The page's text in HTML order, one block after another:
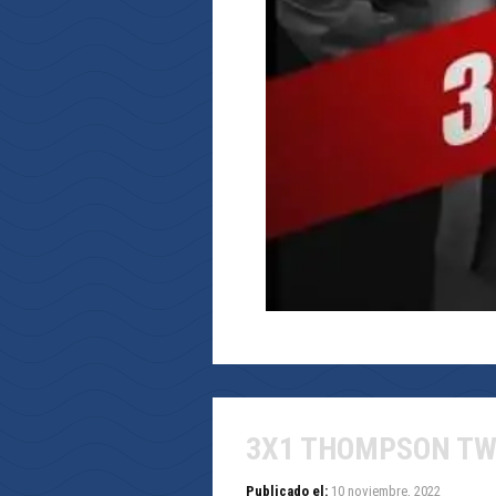
3X1 THOMPSON
Publicado el: 10 noviembre, 2022